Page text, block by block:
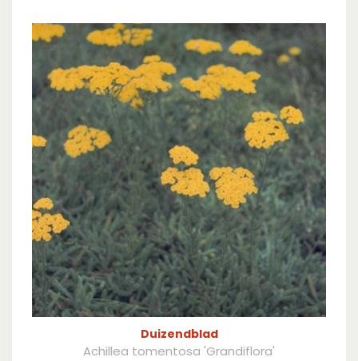
Duizendblad
Achillea tomentosa 'Grandiflora'